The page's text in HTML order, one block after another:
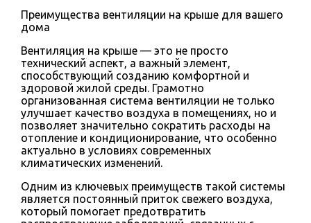
Преимущества вентиляции на крыше для вашего
дома
Вентиляция на крыше — это не просто
технический аспект, а важный элемент,
способствующий созданию комфортной и
здоровой жилой среды. Грамотно
организованная система вентиляции не только
улучшает качество воздуха в помещениях, но и
позволяет значительно сократить расходы на
отопление и кондиционирование, что особенно
актуально в условиях современных
климатических изменений.
Одним из ключевых преимуществ такой системы
является постоянный приток свежего воздуха,
который помогает предотвратить